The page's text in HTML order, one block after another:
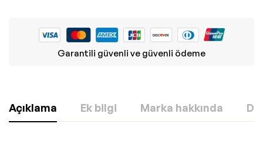
Garantili güvenli ve güvenli ödeme
Açıklama Ek bilgi Marka hakkında